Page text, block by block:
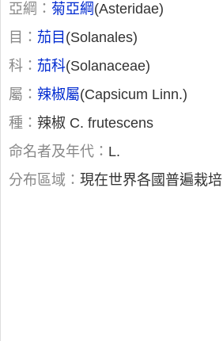
亞綱： 菊亞綱 (Asteridae)
目： 茄目 (Solanales)
科： 茄科(Solanaceae)
屬： 辣椒屬(Capsicum Linn.)
種： 辣椒 C. frutescens
命名者及年代： L.
分布區域： 現在世界各國普遍栽培